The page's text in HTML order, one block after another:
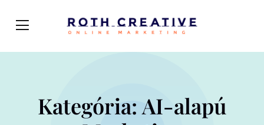
Kategória: AI-alapú